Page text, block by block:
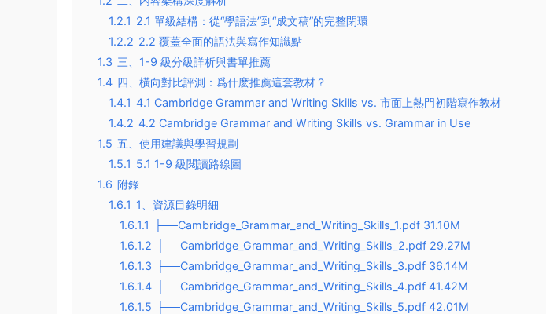
1.2.1 2.1 單級結構：從“學語法”到“成文稿”的完整閉環
1.2.2 2.2 覆蓋全面的語法與寫作知識點
1.3 三、1-9 級分級詳析與書單推薦
1.4 四、橫向對比評測：爲什麽推薦這套教材？
1.4.1 4.1 Cambridge Grammar and Writing Skills vs. 市面上熱門初階寫作教材
1.4.2 4.2 Cambridge Grammar and Writing Skills vs. Grammar in Use
1.5 五、使用建議與學習規劃
1.5.1 5.1 1-9 級閱讀路線圖
1.6 附錄
1.6.1 1、資源目錄明細
1.6.1.1
├──Cambridge_Grammar_and_Writing_Skills_1.pdf 31.10M
1.6.1.2
├──Cambridge_Grammar_and_Writing_Skills_2.pdf 29.27M
1.6.1.3
├──Cambridge_Grammar_and_Writing_Skills_3.pdf 36.14M
1.6.1.4
├──Cambridge_Grammar_and_Writing_Skills_4.pdf 41.42M
1.6.1.5
├──Cambridge_Grammar_and_Writing_Skills_5.pdf 42.01M